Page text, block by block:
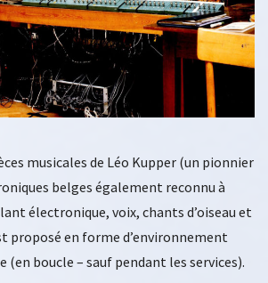
musicales de Léo Kupper (un pionnier
belges également reconnu à
électronique, voix, chants d’oiseau et
proposé en forme d’environnement
(en boucle – sauf pendant les services).